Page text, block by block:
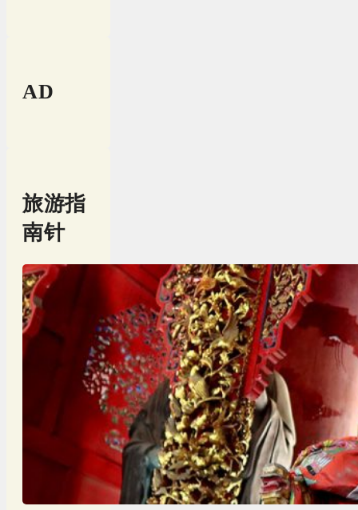
AD
旅游指
南针